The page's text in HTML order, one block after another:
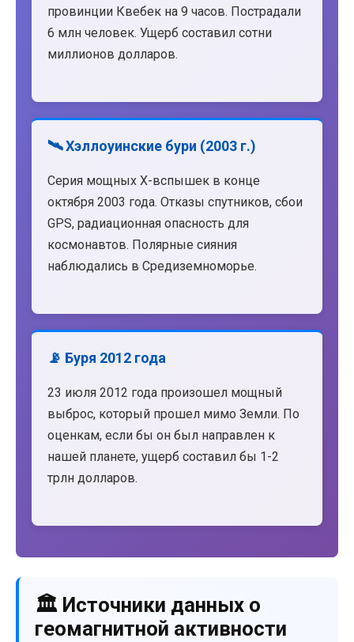
провинции Квебек на 9 часов. Пострадали
6 млн человек. Ущерб составил сотни
миллионов долларов.
🛰️ Хэллоуинские бури (2003 г.)
Серия мощных X-вспышек в конце
октября 2003 года. Отказы спутников, сбои
GPS, радиационная опасность для
космонавтов. Полярные сияния
наблюдались в Средиземноморье.
📡 Буря 2012 года
23 июля 2012 года произошел мощный
выброс, который прошел мимо Земли. По
оценкам, если бы он был направлен к
нашей планете, ущерб составил бы 1-2
трлн долларов.
🏛️ Источники данных о
геомагнитной активности